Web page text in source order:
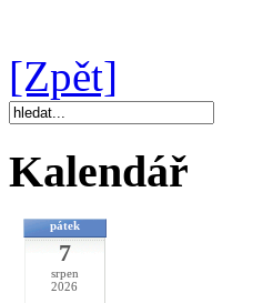
[Zpět]
Kalendář
pátek
7
srpen
2026